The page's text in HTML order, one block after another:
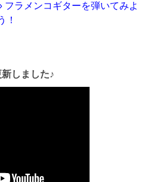
フラメンコギターを弾いてみよ
！
しました♪